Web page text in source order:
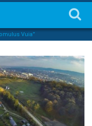
Vuia”